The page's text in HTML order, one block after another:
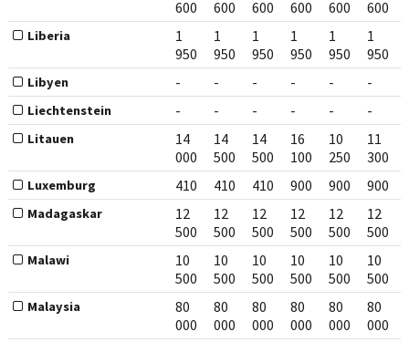
600 600 600 600 600 600
Liberia
1
950
1
950
1
950
1
950
1
950
1
950
Libyen - - - - - -
Liechtenstein - - - - - -
Litauen
14
000
14
500
14
500
16
100
10
250
11
300
Luxemburg 410 410 410 900 900 900
Madagaskar
12
500
12
500
12
500
12
500
12
500
12
500
Malawi
10
500
10
500
10
500
10
500
10
500
10
500
Malaysia
80
000
80
000
80
000
80
000
80
000
80
000